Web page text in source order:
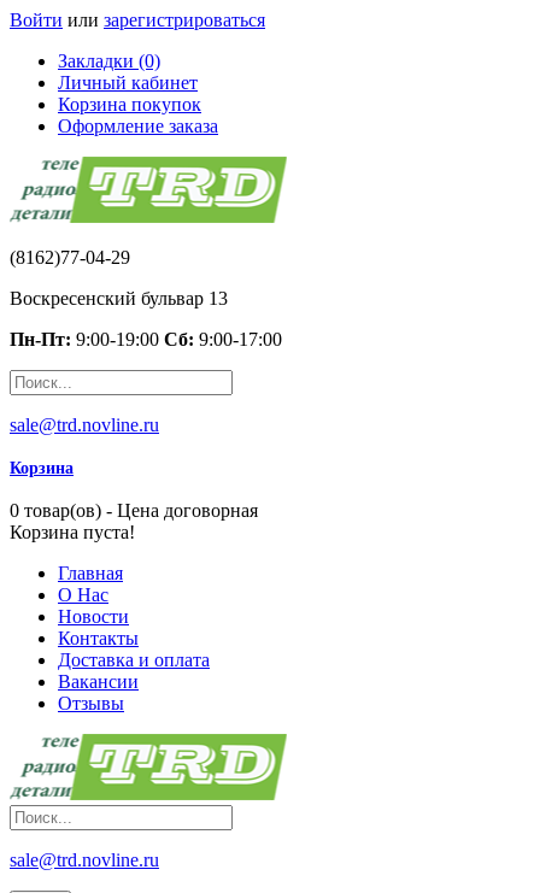
Войти или зарегистрироваться
Закладки (0)
Личный кабинет
Корзина покупок
Оформление заказа
(8162)77-04-29
Воскресенский бульвар 13
Пн-Пт: 9:00-19:00 Сб: 9:00-17:00
sale@trd.novline.ru
Корзина
0 товар(ов) - Цена договорная
Корзина пуста!
Главная
О Нас
Новости
Контакты
Доставка и оплата
Вакансии
Отзывы
sale@trd.novline.ru